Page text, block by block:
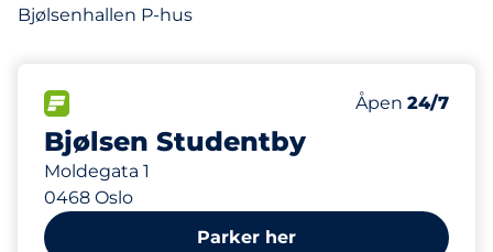
Bjølsenhallen P-hus
Bjølsen Studentby
Moldegata 1
0468 Oslo
Antall
95
2
Motorbike
8
HC
6
Torsdag&nbsp
Åpen 24/7
5 m
Parker her